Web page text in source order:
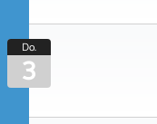
Do.
3